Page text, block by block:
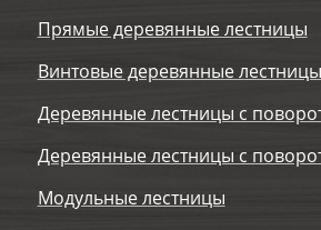
Прямые деревянные лестницы
Винтовые деревянные лестницы
Деревянные лестницы с
Деревянные лестницы с
Модульные лестницы